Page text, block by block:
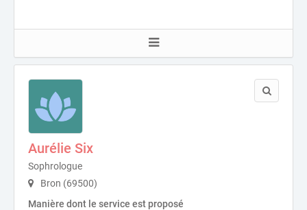
Aurélie Six
Sophrologue
Bron (69500)
Manière dont le service est proposé